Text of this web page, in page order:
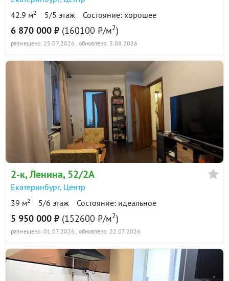
42.9 м2 5/5 этаж Состояние: хорошее
6 870 000 ₽ (160100 ₽/м2)
размещено: 25.07.2026 , обновлено: 3.08.2026
2-к, Ленина, 52/2А
Екатеринбург, Центр
39 м2 5/6 этаж Состояние: идеальное
5 950 000 ₽ (152600 ₽/м2)
размещено: 01.07.2026 , обновлено: 22.07.2026